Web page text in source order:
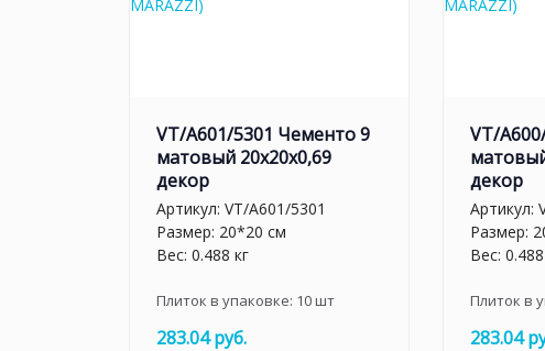
VT/A601/5301 Чементо 9
матовый 20x20x0,69
декор
Артикул: VT/A601/5301
Размер: 20*20 см
Вес: 0.488 кг
Плиток в упаковке: 10шт
283.04 руб.
VT/
декор
Артикул:
Размер:
Вес:
Плиток в
283.04